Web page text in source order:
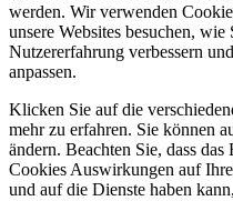
werden. Wir verwenden
unsere Websites besuchen,
Nutzererfahrung verbessern
anpassen.
Klicken Sie auf die
mehr zu erfahren. Sie können
ändern. Beachten Sie, dass
Cookies Auswirkungen auf
und auf die Dienste haben